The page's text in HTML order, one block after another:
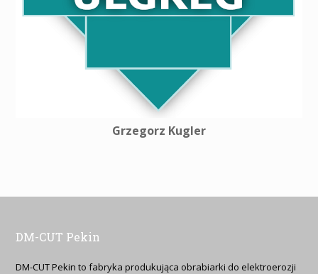
Grzegorz Kugler
DM-CUT Pekin
DM-CUT Pekin to fabryka produkująca obrabiarki do elektroerozji